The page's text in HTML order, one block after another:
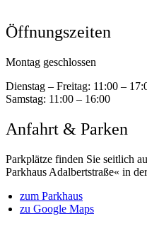
Öffnungszeiten
Montag geschlossen
Dienstag – Freitag: 11:00 –
Samstag: 11:00 – 16:00
Anfahrt & Parken
Parkplätze finden Sie seitlich
Parkhaus Adalbertstraße« in
zum Parkhaus
zu Google Maps